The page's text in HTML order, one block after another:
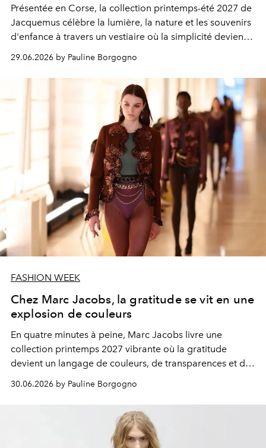
Présentée en Corse, la collection printemps-été 2027 de
Jacquemus célèbre la lumière, la nature et les souvenirs
d'enfance à travers un vestiaire où la simplicité devient
un véritable luxe.
29.06.2026 by Pauline Borgogno
FASHION WEEK
Chez Marc Jacobs, la gratitude se vit en une
explosion de couleurs
En quatre minutes à peine, Marc Jacobs livre une
collection printemps 2027 vibrante où la gratitude
devient un langage de couleurs, de transparences et de
proportions audacieuses.
30.06.2026 by Pauline Borgogno